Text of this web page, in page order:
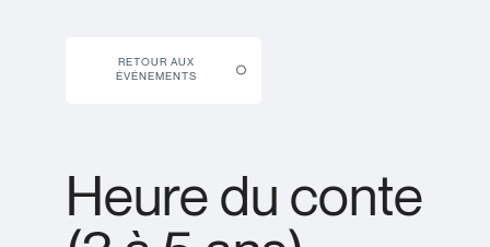
RETOUR AUX
ÉVÉNEMENTS
Heure du conte